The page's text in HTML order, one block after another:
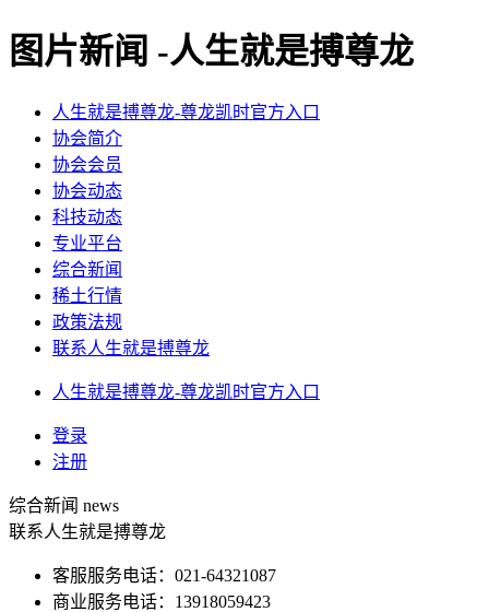
图片新闻 -人生就是搏尊龙
人生就是搏尊龙-尊龙凯时官方入口
协会简介
协会会员
协会动态
科技动态
专业平台
综合新闻
稀土行情
政策法规
联系人生就是搏尊龙
人生就是搏尊龙-尊龙凯时官方入口
登录
注册
综合新闻 news
联系人生就是搏尊龙
客服服务电话：021-64321087
商业服务电话：13918059423